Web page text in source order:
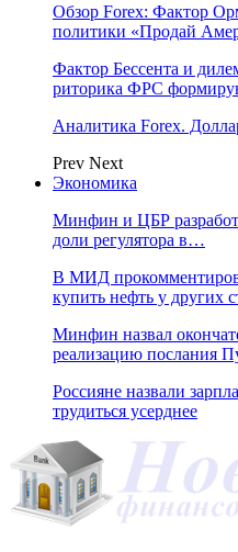
Обзор Forex: Фактор
политики «Продай
Фактор Бессента и
риторика ФРС
Аналитика Forex.
Prev Next
Экономика
Минфин и ЦБР
доли регулятора в…
В МИД
купить нефть у других
Минфин назвал
реализацию послания
Россияне назвали
трудиться усерднее